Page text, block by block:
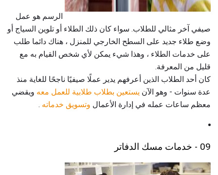
الرسم هو عمل
صيفي آخر مثالي للطلاب. سواء كان ذلك الطلاء أو تلوين السياج أو
وضع طلاء جديد على السطح الخارجي للمنزل ، هناك دائما طلب
على خدمات الطلاء ، وهذا شيء يمكن لأي شخص القيام به مع
قليل من المعرفة.
كان أحد الطلاب الذين أعرفهم يدير عملًا صيفيًا ناجحًا للغاية منذ
عدة سنوات - وهو الآن يستعين بطلاب طلابية للعمل معه ويقضي
معظم ساعات عمله في إدارة الأعمال وتسويق خدماته .
09 - خدمات مسك الدفاتر